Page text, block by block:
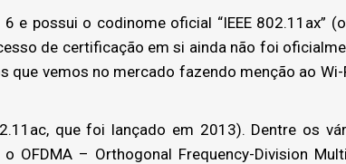
e possui o codinome oficial “IEEE 802.11ax”
de certificação em si ainda não foi
que vemos no mercado fazendo menção ao Wi-
que foi lançado em 2013). Dentre os
OFDMA – Orthogonal Frequency-Division